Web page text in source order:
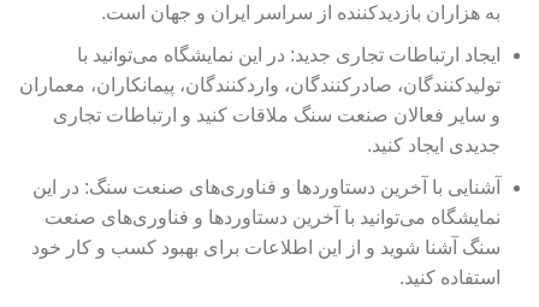
به هزاران بازدیدکننده از سراسر ایران و جهان است.
ایجاد ارتباطات تجاری جدید: در این نمایشگاه می‌توانید با
تولیدکنندگان، صادرکنندگان، واردکنندگان، پیمانکاران، معماران
و سایر فعالان صنعت سنگ ملاقات کنید و ارتباطات تجاری
جدیدی ایجاد کنید.
آشنایی با آخرین دستاوردها و فناوری‌های صنعت سنگ: در این
نمایشگاه می‌توانید با آخرین دستاوردها و فناوری‌های صنعت
سنگ آشنا شوید و از این اطلاعات برای بهبود کسب و کار خود
استفاده کنید.